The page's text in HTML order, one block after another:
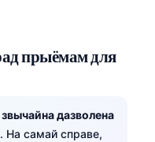
прыёмам для
дазволена
На самай справе,